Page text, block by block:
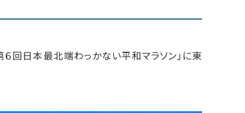
回日本最北端わっかない平和マラソン」に東